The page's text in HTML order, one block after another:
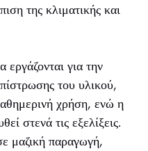
της κλιματικής και
εργάζονται για την
του υλικού,
χρήση, ενώ η
στενά τις εξελίξεις.
μαζική παραγωγή,